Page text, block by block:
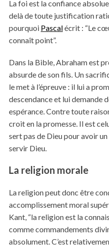
La foi est la confiance
delà de toute justification
pourquoi Pascalécrit : “Le
connaît point”.
Dans la Bible, Abraham est
absurde de son fils. Un
le met à l’épreuve : il lui a
descendance et lui demande
espérance. Contre toute
croit en la promesse. Il est
sert pas de Dieu pour avoir
servir Dieu.
La religion morale
La religion peut donc être
accomplissement moral
Kant, “la religion est la
comme commandements
absolument. C’est